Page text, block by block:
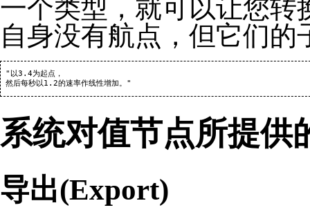
一个类型，就可以让您转
自身没有航点，但它们
"以3.4为起点，
系统对值节点所提供
导出(Export)